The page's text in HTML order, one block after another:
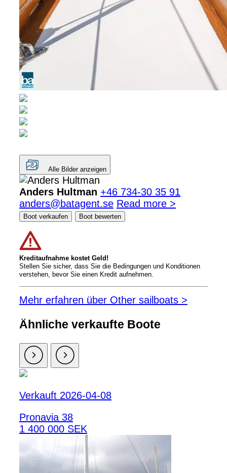
Alle Bilder anzeigen
Anders Hultman +46 734-30 35 91
anders@batagent.se Read more >
Boot verkaufen Boot bewerten
Kreditaufnahme kostet Geld!
Stellen Sie sicher, dass Sie die Bedingungen und Konditionen
verstehen, bevor Sie einen Kredit aufnehmen.
Mehr erfahren über Other sailboats >
Ähnliche verkaufte Boote
Verkauft 2026-04-08
Pronavia 38
1 400 000 SEK